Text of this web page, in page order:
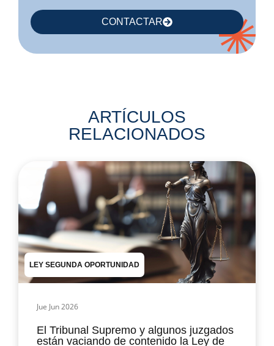
CONTACTAR
ARTÍCULOS
RELACIONADOS
LEY SEGUNDA OPORTUNIDAD
Jue Jun 2026
El Tribunal Supremo y algunos juzgados
están vaciando de contenido la Ley de